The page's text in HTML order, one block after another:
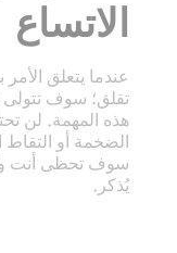
الاتساع
عندما يتعلق الأمر
تقلق؛ سوف تتولى
هذه المهمة. لن
الضخمة أو
سوف تحظى أنت
يُذكر.